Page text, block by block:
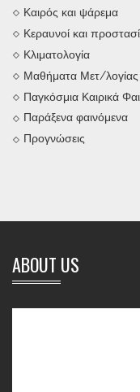
Καιρός και ψάρεμα
Κεραυνοί και
Κλιματολογία
Μαθήματα Μετ/
Παγκόσμια Καιρικά
Παράξενα φαινόμενα
Προγνώσεις
ABOUT US